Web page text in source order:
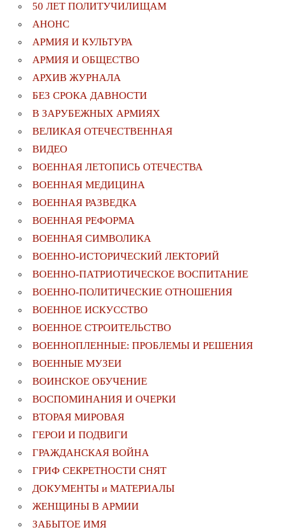
50 ЛЕТ ПОЛИТУЧИЛИЩАМ
АНОНС
АРМИЯ И КУЛЬТУРА
АРМИЯ И ОБЩЕСТВО
АРХИВ ЖУРНАЛА
БЕЗ СРОКА ДАВНОСТИ
В ЗАРУБЕЖНЫХ АРМИЯХ
ВЕЛИКАЯ ОТЕЧЕСТВЕННАЯ
ВИДЕО
ВОЕННАЯ ЛЕТОПИСЬ ОТЕЧЕСТВА
ВОЕННАЯ МЕДИЦИНА
ВОЕННАЯ РАЗВЕДКА
ВОЕННАЯ РЕФОРМА
ВОЕННАЯ СИМВОЛИКА
ВОЕННО-ИСТОРИЧЕСКИЙ ЛЕКТОРИЙ
ВОЕННО-ПАТРИОТИЧЕСКОЕ ВОСПИТАНИЕ
ВОЕННО-ПОЛИТИЧЕСКИE ОТНОШЕНИЯ
ВОЕННОЕ ИСКУССТВО
ВОЕННОЕ СТРОИТЕЛЬСТВО
ВОЕННОПЛЕННЫЕ: ПРОБЛЕМЫ И РЕШЕНИЯ
ВОЕННЫЕ МУЗЕИ
ВОИНСКОЕ ОБУЧЕНИЕ
ВОСПОМИНАНИЯ И ОЧЕРКИ
ВТОРАЯ МИРОВАЯ
ГЕРОИ И ПОДВИГИ
ГРАЖДАНСКАЯ ВОЙНА
ГРИФ СЕКРЕТНОСТИ СНЯТ
ДОКУМЕНТЫ и МАТЕРИАЛЫ
ЖЕНЩИНЫ В АРМИИ
ЗАБЫТОЕ ИМЯ